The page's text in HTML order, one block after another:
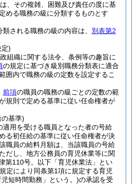
、その複雑、困難及び責任の度に基
める職務の級に分類するものとす
される職務の級の内容は、 別表第2
)
組織に関する法令、条例等の趣旨に
の規定に基づき級別職務分類表に適合
囲内で職務の級の定数を設定するこ
前項の職員の職務の級ごとの定数の範
規則で定める基準に従い任命権者が
基準)
適用を受ける職員となった者の号給
る初任給の基準に従い任命権者が決
職員の給料月額は、当該職員の号給
ただし、地方公務員の育児休業等に関
第110号。以下「育児休業法」とい
定により同条第1項に規定する育児
短時間勤務」という。)の承認を受